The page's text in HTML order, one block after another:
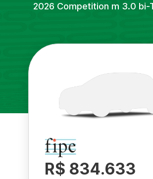
2026 Competition m 3.0 bi-
R$ 834.633